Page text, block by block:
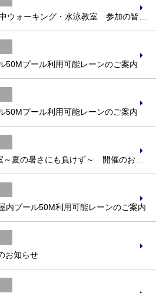
プール利用可能レーンのご案内
プール利用可能レーンのご案内
内プール50M利用可能レーンのご案内
お知らせ